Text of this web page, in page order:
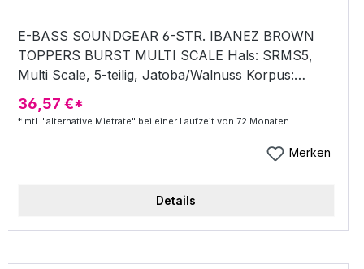
E-BASS SOUNDGEAR 6-STR. IBANEZ BROWN
TOPPERS BURST MULTI SCALE Hals: SRMS5,
Multi Scale, 5-teilig, Jatoba/Walnuss Korpus:
Pappel Burl Decke/Mahagoni Korpus Dicke am 1.
Bund: 19,5mm Breite am letzten Bund: 83mm Dicke
Brücke: MR5S (16.5mm Saitenabstand +/- 1.5mm
.045/.065/.080/.100/.130 Radius: 305mmR Equalizer:
Bypass Schaltung (passiver Tonregler am
36,57 €*
* mtl. "alternative Mietrate" bei einer Laufzeit von 72 Monaten
Merken
Details